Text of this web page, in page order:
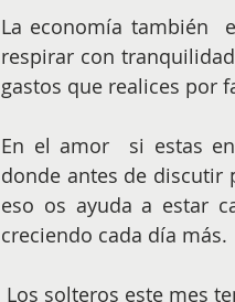
La economía también
respirar con
gastos que realices por
En el amor  si estas
donde antes de
eso os ayuda a estar
creciendo cada día más.
Los solteros este mes